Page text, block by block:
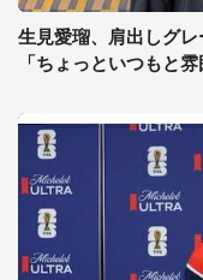
生見愛瑠、肩出しグ
「ちょっといつもと